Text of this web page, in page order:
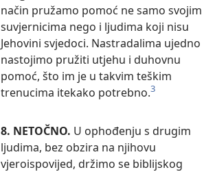
način pružamo pomoć ne samo svojim
suvjernicima nego i ljudima koji nisu
Jehovini svjedoci. Nastradalima ujedno
nastojimo pružiti utjehu i duhovnu
pomoć, što im je u takvim teškim
trenucima itekako potrebno.3
8. NETOČNO. U ophođenju s drugim
ljudima, bez obzira na njihovu
vjeroispovijed, držimo se biblijskog